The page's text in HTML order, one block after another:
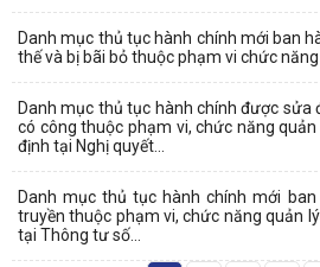
Danh mục thủ tục hành chính mới ban
thế và bị bãi bỏ thuộc phạm vi chức
Danh mục thủ tục hành chính được sửa
có công thuộc phạm vi, chức năng
định tại Nghị quyết...
Danh mục thủ tục hành chính mới
truyền thuộc phạm vi, chức năng quản
tại Thông tư số...